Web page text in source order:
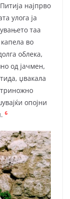
најпрво
улога ја
таа
во
облека,
од јачмен,
џвакала
триножно
опојни
6